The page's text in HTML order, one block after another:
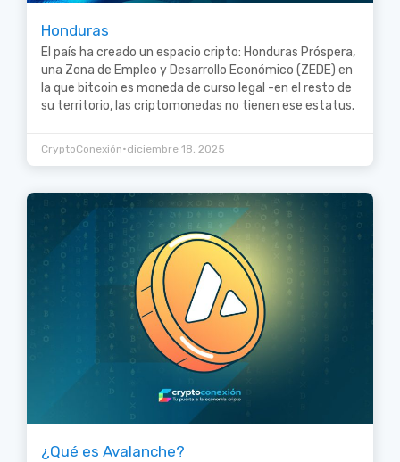
Honduras
El país ha creado un espacio cripto: Honduras Próspera,
una Zona de Empleo y Desarrollo Económico (ZEDE) en
la que bitcoin es moneda de curso legal -en el resto de
su territorio, las criptomonedas no tienen ese estatus.
CryptoConexión•diciembre 18, 2025
¿Qué es Avalanche?